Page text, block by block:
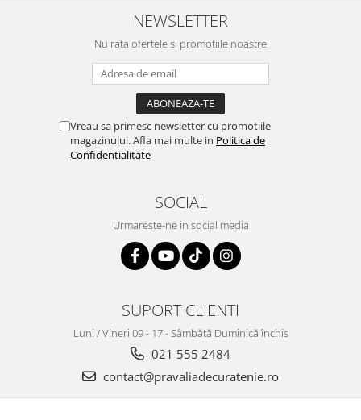
NEWSLETTER
Nu rata ofertele si promotiile noastre
Vreau sa primesc newsletter cu promotiile
magazinului. Afla mai multe in Politica de
Confidentialitate
SOCIAL
Urmareste-ne in social media
SUPORT CLIENTI
Luni / Vineri 09 - 17 - Sâmbătă Duminică închis
021 555 2484
contact@pravaliadecuratenie.ro